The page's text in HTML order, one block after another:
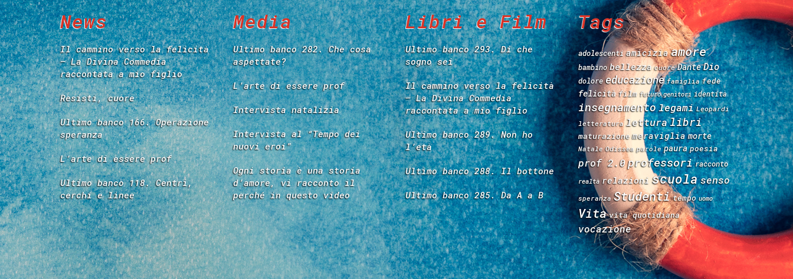
News
Il cammino verso la felicità
– La Divina Commedia
raccontata a mio figlio
Resisti, cuore
Ultimo banco 166. Operazione
speranza
L’arte di essere prof
Ultimo banco 118. Centri,
cerchi e linee
Media
Ultimo banco 282. Che cosa
aspettate?
L’arte di essere prof
Intervista natalizia
Intervista al “Tempo dei
nuovi eroi”
Ogni storia è una storia
d’amore, vi racconto il
perché in questo video
Libri e Film
Ultimo banco 293. Di che
sogno sei
Il cammino verso la felicità
– La Divina Commedia
raccontata a mio figlio
Ultimo banco 289. Non ho
l’età
Ultimo banco 288. Il bottone
Ultimo banco 285. Da A a B
Tags
adolescenti amicizia amore
bambino bellezza cuore Dante Dio
dolore educazione famiglia fede
felicità film futuro genitori identità
insegnamentolegami Leopardi
letteratura letturalibri
maturazione meraviglia morte
Natale Odissea parole paura poesia
prof 2.0professori racconto
realtà relazioni scuola senso
speranza Studenti tempo uomo
Vita vita quotidiana
vocazione